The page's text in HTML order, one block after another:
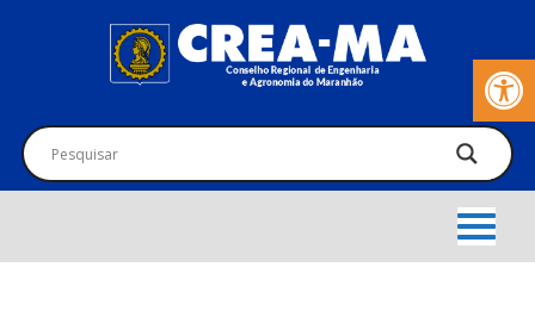
Barra de